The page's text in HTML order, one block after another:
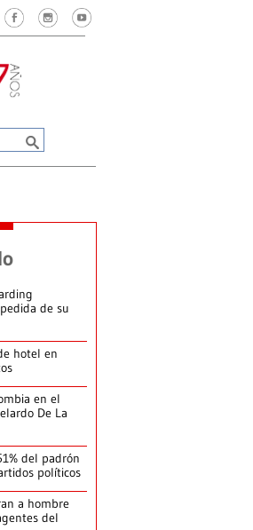
de su
hotel en
en el
De La
del padrón
políticos
a hombre
del